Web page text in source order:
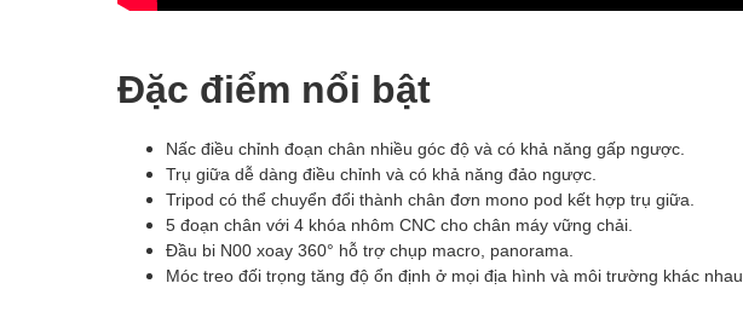
Đặc điểm nổi bật
Nấc điều chỉnh đoạn chân nhiều góc độ và có khả năng gấp ngược.
Trụ giữa dễ dàng điều chỉnh và có khả năng đảo ngược.
Tripod có thể chuyển đổi thành chân đơn mono pod kết hợp trụ giữa.
5 đoạn chân với 4 khóa nhôm CNC cho chân máy vững chải.
Đầu bi N00 xoay 360° hỗ trợ chụp macro, panorama.
Móc treo đối trọng tăng độ ổn định ở mọi địa hình và môi trường khác nhau.